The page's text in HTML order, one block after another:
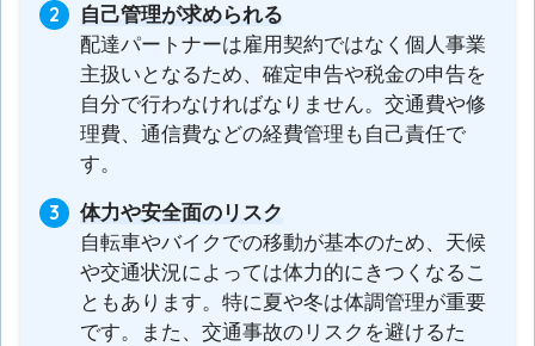
自己管理が求められる
配達パートナーは雇用契約ではなく個人事業
主扱いとなるため、確定申告や税金の申告を
自分で行わなければなりません。交通費や修
理費、通信費などの経費管理も自己責任で
す。
体力や安全面のリスク
自転車やバイクでの移動が基本のため、天候
や交通状況によっては体力的にきつくなるこ
ともあります。特に夏や冬は体調管理が重要
です。また、交通事故のリスクを避けるた